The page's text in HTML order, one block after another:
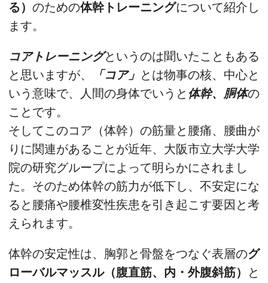
る） のための体幹トレーニングについて紹介し
ます。
コアトレーニングというのは聞いたこともある
と思いますが、
「コア」 とは物事の核、中心と
いう意味で、人間の身体でいうと 体幹、胴体の
ことです。
そしてこのコア（体幹）の筋量と腰痛、腰曲が
りに関連があることが近年、大阪市立大学大学
院の研究グループによって明らかにされまし
た。そのため体幹の筋力が低下し、不安定にな
ると腰痛や腰椎変性疾患を引き起こす要因と考
えられます。
体幹の安定性は、胸郭と骨盤をつなぐ表層のグ
ローバルマッスル（腹直筋、内・外腹斜筋）
と